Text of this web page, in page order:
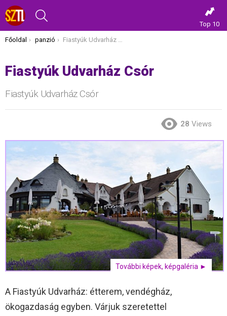
Top 10
Itt vagy most:
Főoldal panzió Fiastyúk Udvarház Csór
Fiastyúk Udvarház Csór
Fiastyúk Udvarház Csór
28 Views
További képek, képgaléria ►
A Fiastyúk Udvarház: étterem, vendégház,
ökogazdaság egyben. Várjuk szeretettel